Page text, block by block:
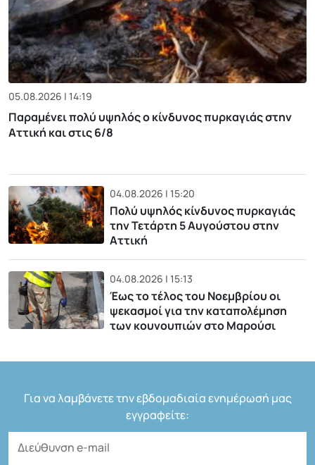
05.08.2026 | 14:19
Παραμένει πολύ υψηλός ο κίνδυνος πυρκαγιάς στην
Αττική και στις 6/8
04.08.2026 | 15:20
Πολύ υψηλός κίνδυνος πυρκαγιάς
την Τετάρτη 5 Αυγούστου στην
Αττική
04.08.2026 | 15:13
Έως το τέλος του Νοεμβρίου οι
ψεκασμοί για την καταπολέμηση
των κουνουπιών στο Μαρούσι
Για να λαμβάνετε την εβδομαδιαία ενημέρωσή μας
εγγραφείτε: